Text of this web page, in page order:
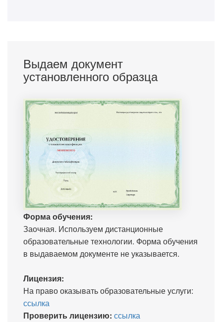
Выдаем документ
установленного образца
Форма обучения:
Заочная. Используем дистанционные
образовательные технологии. Форма обучения
в выдаваемом документе не указывается.
Лицензия:
На право оказывать образовательные услуги:
ссылка
Проверить лицензию: ссылка